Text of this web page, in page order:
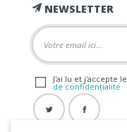
NEWSLETTER
J'ai lu et j'accepte
de confidentialité